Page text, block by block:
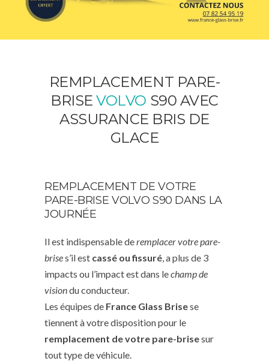
REMPLACEMENT PARE-
BRISEVOLVO S90 AVEC
ASSURANCE BRIS DE
GLACE
REMPLACEMENT DE VOTRE
PARE-BRISE VOLVO S90 DANS LA
JOURNÉE
Il est indispensable deremplacer votre pare-
brises’il est cassé ou fissuré , a plus de 3
impacts ou l’impact est dans lechamp de
visiondu conducteur.
Les équipes de France Glass Brisese
tiennent à votre disposition pour le
remplacement de votre pare-brisesur
tout type de véhicule.